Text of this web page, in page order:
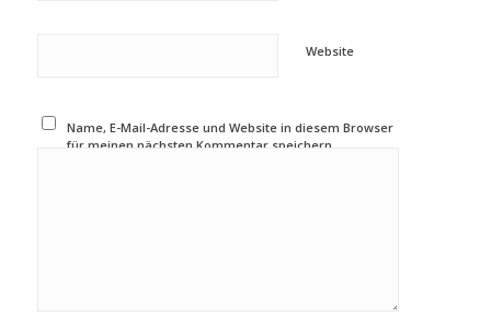
Website
Name, E-Mail-Adresse und Website in diesem Browser
für meinen nächsten Kommentar speichern.